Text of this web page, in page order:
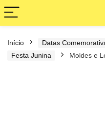
Início Datas
Festa Junina
Moldes e